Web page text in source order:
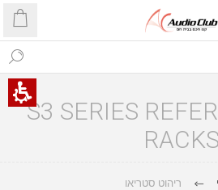
S3 SERIES
RACKS
ריהוט סטריאו